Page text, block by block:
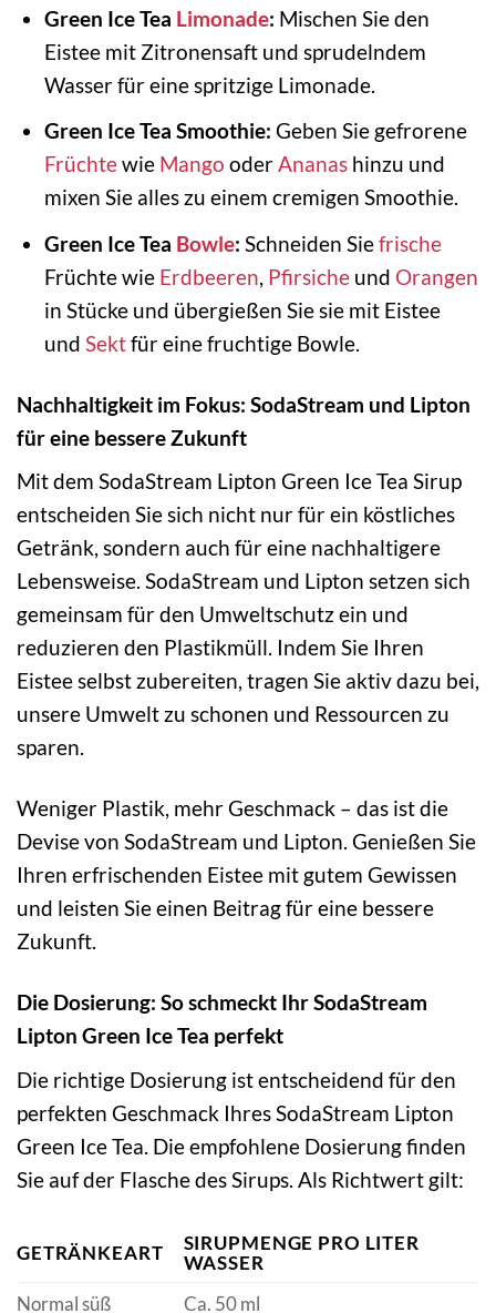
Green Ice Tea Limonade: Mischen Sie den
Eistee mit Zitronensaft und sprudelndem
Wasser für eine spritzige Limonade.
Green Ice Tea Smoothie: Geben Sie gefrorene
Früchtewie Mango oderAnanashinzu und
mixen Sie alles zu einem cremigen Smoothie.
Green Ice Tea Bowle: Schneiden Siefrische
Früchte wie Erdbeeren, Pfirsicheund Orangen
in Stücke und übergießen Sie sie mit Eistee
und Sektfür eine fruchtige Bowle.
Nachhaltigkeit im Fokus: SodaStream und Lipton
für eine bessere Zukunft
Mit dem SodaStream Lipton Green Ice Tea Sirup
entscheiden Sie sich nicht nur für ein köstliches
Getränk, sondern auch für eine nachhaltigere
Lebensweise. SodaStream und Lipton setzen sich
gemeinsam für den Umweltschutz ein und
reduzieren den Plastikmüll. Indem Sie Ihren
Eistee selbst zubereiten, tragen Sie aktiv dazu bei,
unsere Umwelt zu schonen und Ressourcen zu
sparen.
Weniger Plastik, mehr Geschmack – das ist die
Devise von SodaStream und Lipton. Genießen Sie
Ihren erfrischenden Eistee mit gutem Gewissen
und leisten Sie einen Beitrag für eine bessere
Zukunft.
Die Dosierung: So schmeckt Ihr SodaStream
Lipton Green Ice Tea perfekt
Die richtige Dosierung ist entscheidend für den
perfekten Geschmack Ihres SodaStream Lipton
Green Ice Tea. Die empfohlene Dosierung finden
Sie auf der Flasche des Sirups. Als Richtwert gilt:
GETRÄNKEART
SIRUPMENGE PRO LITER
WASSER
Normal süß
Ca. 50 ml